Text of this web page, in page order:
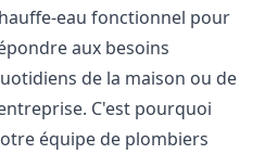
eau fonctionnel pour
aux besoins
de la maison ou de
C'est pourquoi
équipe de plombiers